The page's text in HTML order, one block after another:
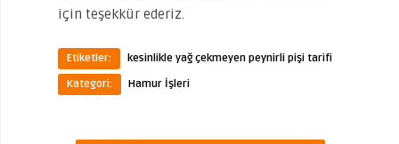
için teşekkür ederiz.
Etiketler:
kesinlikle yağ çekmeyen peynirli pişi tarifi
Kategori:
Hamur İşleri